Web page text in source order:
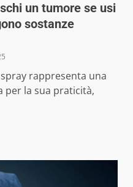
un tumore se usi
sostanze
rappresenta una
per la sua praticità,